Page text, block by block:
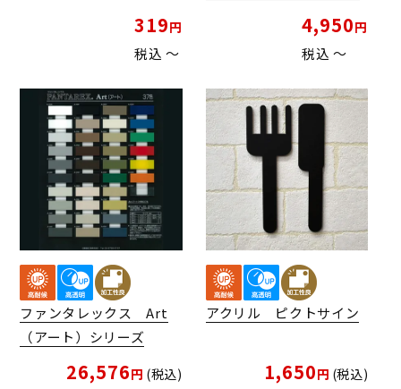
319
税込 〜
4,950
税込 〜
ファンタレックス Art
（アート）シリーズ
26,576 税込
アクリル ピクトサイン
1,650 税込